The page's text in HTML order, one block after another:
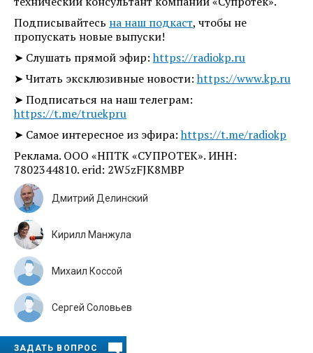
Подписывайтесь на наш подкаст, чтобы не
пропускать новые выпуски!
➤ Слушать прямой эфир:https://radiokp.ru
➤ Читать эксклюзивные новости:https://www.kp.ru
➤ Подписаться на наш телеграм:
https://t.me/truekpru
➤ Самое интересное из эфира:https://t.me/radiokp
Реклама. ООО «НПТК «СУПРОТЕК». ИНН:
7802344810. erid: 2W5zFJK8MBP
Дмитрий Делинский
Кирилл Манжула
Михаил Коссой
Сергей Соловьев
ЗАДАТЬ ВОПРОС